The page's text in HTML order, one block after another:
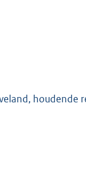
houdende